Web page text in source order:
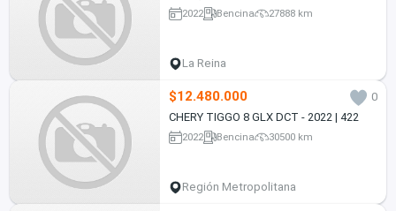
2022 Bencina 27888 km
La Reina
$12.480.000
0
CHERY TIGGO 8 GLX DCT - 2022 | 422
2022 Bencina 30500 km
Región Metropolitana